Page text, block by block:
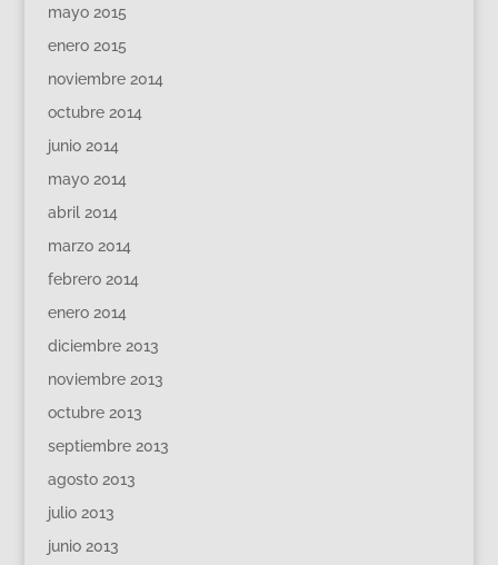
mayo 2015
enero 2015
noviembre 2014
octubre 2014
junio 2014
mayo 2014
abril 2014
marzo 2014
febrero 2014
enero 2014
diciembre 2013
noviembre 2013
octubre 2013
septiembre 2013
agosto 2013
julio 2013
junio 2013